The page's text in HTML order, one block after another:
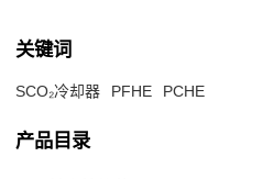
关键词
SCO₂冷却器 PFHE PCHE
产品目录